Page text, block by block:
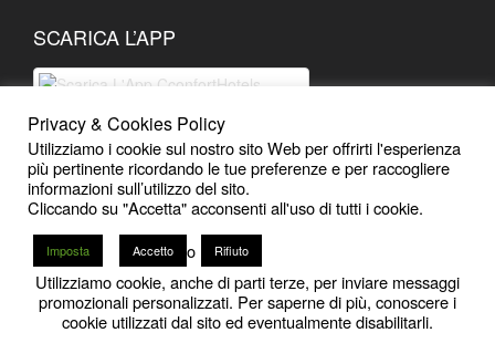
SCARICA L’APP
Scarica L'App Prenotazioni facili e
Sconti esclusivi
2020 - 2026CconfortHotels | Bari- Powered by iMB
Privacy & Cookies Policy
Utilizziamo i cookie sul nostro sito Web per offrirti l'esperienza
più pertinente ricordando le tue preferenze e per raccogliere
informazioni sull’utilizzo del sito.
Cliccando su "Accetta" acconsenti all'uso di tutti i cookie.
Imposta Accetto o Rifiuto
Utilizziamo cookie, anche di parti terze, per inviare messaggi
promozionali personalizzati. Per saperne di più, conoscere i
cookie utilizzati dal sito ed eventualmente disabilitarli.
12